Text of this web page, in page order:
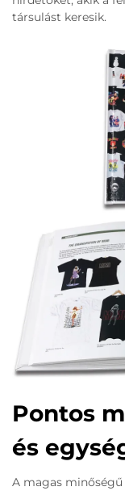
társulást keresik.
Pontos
és
A magas